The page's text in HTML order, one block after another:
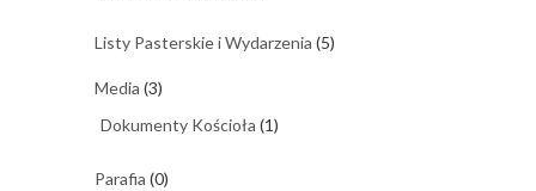
Listy Pasterskie i Wydarzenia (5)
Media (3)
Dokumenty Kościoła (1)
Parafia (0)